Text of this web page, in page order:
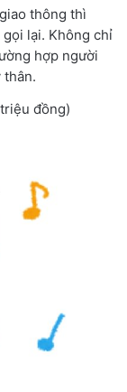
thông thì
lại. Không chỉ
hợp người
thân.
đồng)